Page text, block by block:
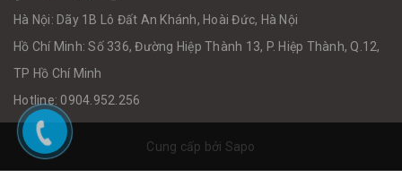
Hà Nội: Dãy 1B Lô Đất An Khánh, Hoài Đức, Hà Nội
Hồ Chí Minh: Số 336, Đường Hiệp Thành 13, P. Hiệp Thành, Q.12,
TP Hồ Chí Minh
Hotline: 0904.952.256
Cung cấp bởi Sapo